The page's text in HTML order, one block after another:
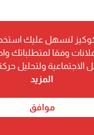
لنسهل عليك
وفقا لمتطلباتك
ولتحليل حركة
المزيد
موافق